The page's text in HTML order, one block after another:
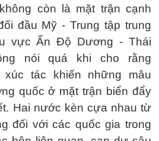
còn là mặt trận cạnh
đầu Mỹ - Trung tập trung
vực Ấn Độ Dương - Thái
nói quá khi cho rằng
xúc tác khiến những mâu
quốc ở mặt trận biển đẩy
Hai nước kèn cựa nhau từ
đối với các quốc gia trong